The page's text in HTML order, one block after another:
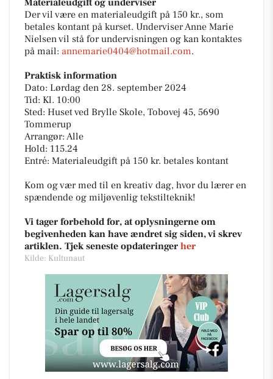
Materialeudgift og underviser
Der vil være en materialeudgift på 150 kr., som
betales kontant på kurset. Underviser Anne Marie
Nielsen vil stå for undervisningen og kan kontaktes
på mail: annemarie0404@hotmail.com.
Praktisk information
Dato: Lørdag den 28. september 2024
Tid: Kl. 10:00
Sted: Huset ved Brylle Skole, Tobovej 45, 5690
Tommerup
Arrangør: Alle
Hold: 115.24
Entré: Materialeudgift på 150 kr. betales kontant
Kom og vær med til en kreativ dag, hvor du lærer en
spændende og miljøvenlig tekstilteknik!
Vi tager forbehold for, at oplysningerne om
begivenheden kan have ændret sig siden, vi skrev
artiklen. Tjek seneste opdateringer her
Kilde: Kultunaut